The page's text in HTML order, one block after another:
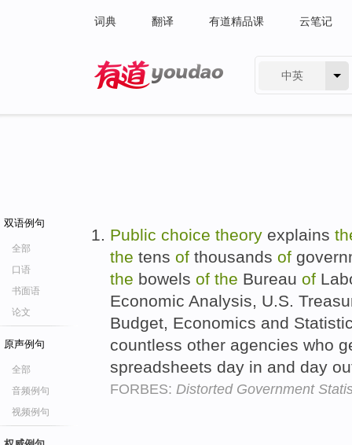
词典 翻译 有道精品课 云笔记
中英
双语例句
全部
口语
书面语
论文
原声例句
全部
音频例句
视频例句
Public choice theory explains
the tens of thousands of
the bowels of the Bureau of
Economic Analysis, U.S.
Budget, Economics and
countless other agencies who
spreadsheets day in and day
FORBES: Distorted Government